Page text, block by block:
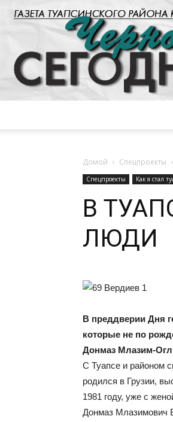
Домой Спецпроекты
Спецпроекты Как я стал
В
ЛЮДИ
В преддверии Дня
которые не по
Донмаз Млазим-
С Туапсе и районом
родился в Грузии,
1981 году, уже с
Донмаз Млазимович